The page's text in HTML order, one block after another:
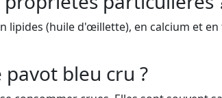
lipides (huile d'œillette), en calcium et
bleu cru ?